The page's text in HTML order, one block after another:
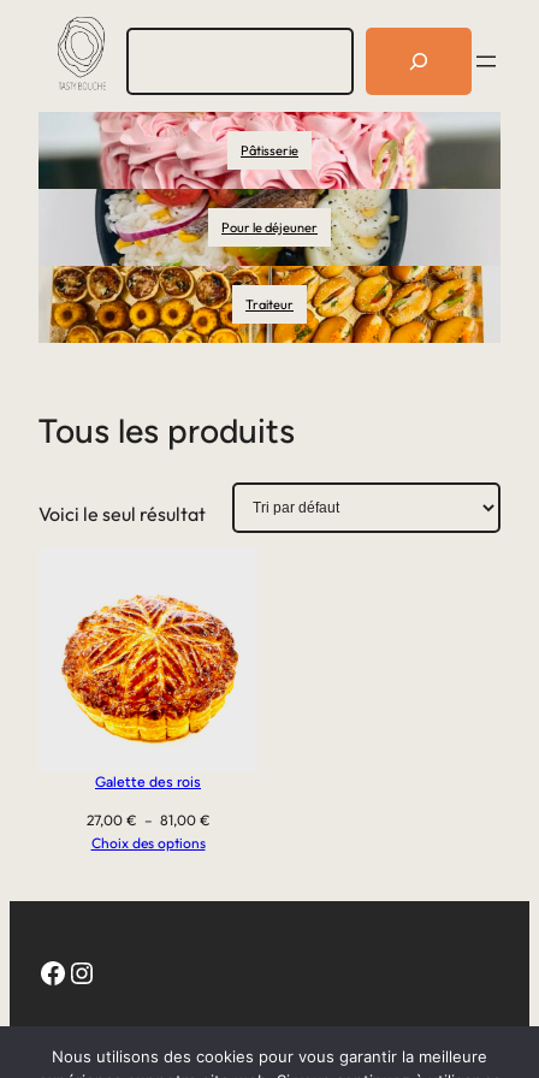
R
e
r
c
h
e
r
Pâtisserie
Pour le déjeuner
Traiteur
Tous les produits
Voici le seul résultat
Galette des rois
27,00 € – 81,00 €Plage
Choix des options
Facebook Instagram
CGV
Nous utilisons des cookies pour vous garantir la meilleure